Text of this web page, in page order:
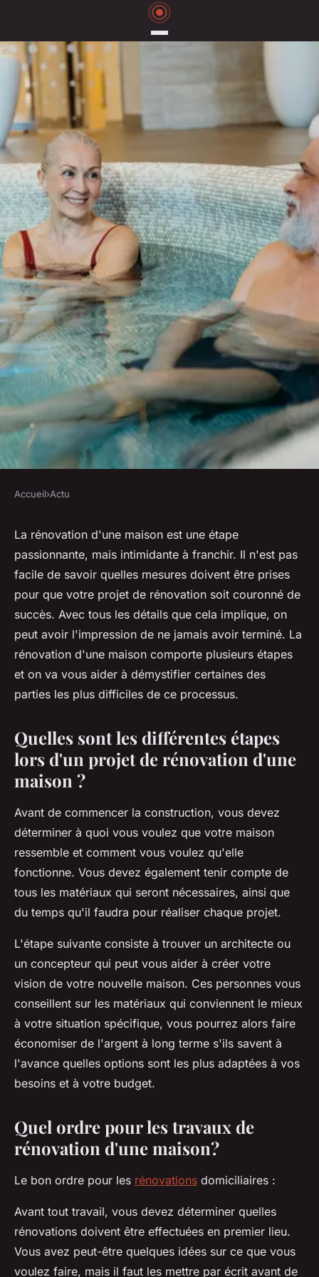
Quelles sont les étapes de la
rénovation d'une maison ?
•31 août 2022•2 min de lecture
Accueil›Actu
La rénovation d'une maison est une étape
passionnante, mais intimidante à franchir. Il n'est pas
facile de savoir quelles mesures doivent être prises
pour que votre projet de rénovation soit couronné de
succès. Avec tous les détails que cela implique, on
peut avoir l'impression de ne jamais avoir terminé. La
rénovation d'une maison comporte plusieurs étapes
et on va vous aider à démystifier certaines des
parties les plus difficiles de ce processus.
Quelles sont les différentes étapes
lors d'un projet de rénovation d'une
maison ?
Avant de commencer la construction, vous devez
déterminer à quoi vous voulez que votre maison
ressemble et comment vous voulez qu'elle
fonctionne. Vous devez également tenir compte de
tous les matériaux qui seront nécessaires, ainsi que
du temps qu'il faudra pour réaliser chaque projet.
L'étape suivante consiste à trouver un architecte ou
un concepteur qui peut vous aider à créer votre
vision de votre nouvelle maison. Ces personnes vous
conseillent sur les matériaux qui conviennent le mieux
à votre situation spécifique, vous pourrez alors faire
économiser de l'argent à long terme s'ils savent à
l'avance quelles options sont les plus adaptées à vos
besoins et à votre budget.
Quel ordre pour les travaux de
rénovation d'une maison?
Le bon ordre pour les rénovations domiciliaires :
Avant tout travail, vous devez déterminer quelles
rénovations doivent être effectuées en premier lieu.
Vous avez peut-être quelques idées sur ce que vous
voulez faire, mais il faut les mettre par écrit avant de